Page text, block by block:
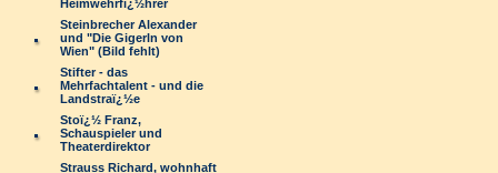
Heimwehrfï¿½hrer
Steinbrecher Alexander
und "Die Gigerln von
Wien" (Bild fehlt)
Stifter - das
Mehrfachtalent - und die
Landstraï¿½e
Stoï¿½ Franz,
Schauspieler und
Theaterdirektor
Strauss Richard, wohnhaft